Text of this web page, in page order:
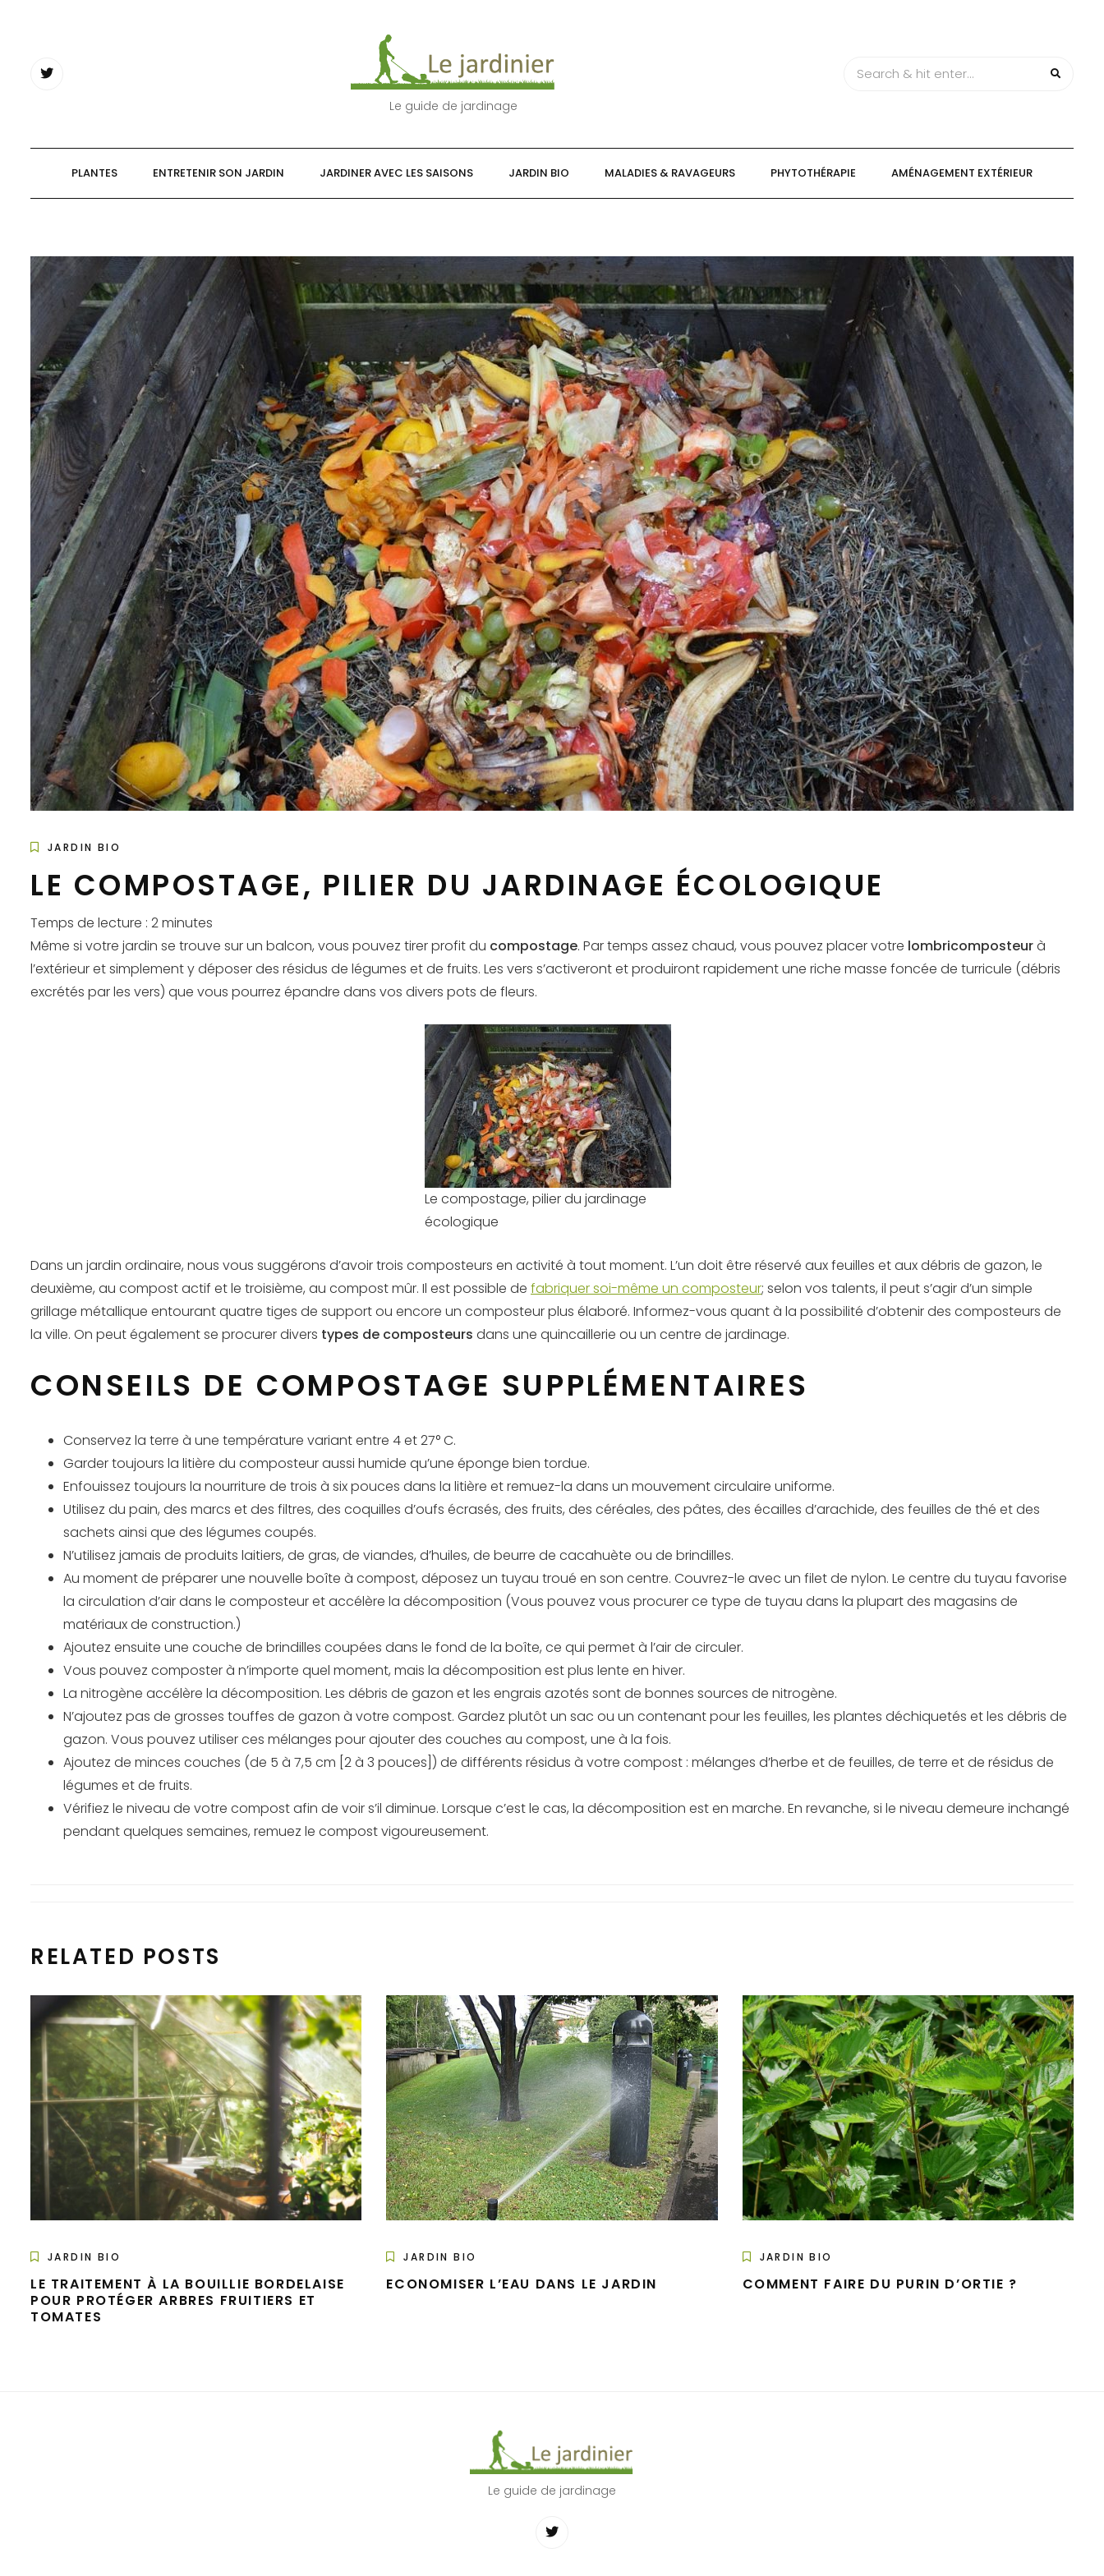
Le guide de jardinage
PLANTES ENTRETENIR SON JARDIN JARDINER AVEC LES SAISONS JARDIN BIO MALADIES & RAVAGEURS PHYTOTHÉRAPIE AMÉNAGEMENT EXTÉRIEUR
JARDIN BIO
LE COMPOSTAGE, PILIER DU JARDINAGE ÉCOLOGIQUE
Temps de lecture : 2minutes
Même si votre jardin se trouve sur un balcon, vous pouvez tirer profit du compostage. Par temps assez chaud, vous pouvez placer votre lombricomposteurà
l’extérieur et simplement y déposer des résidus de légumes et de fruits. Les vers s’activeront et produiront rapidement une riche masse foncée de turricule (débris
excrétés par les vers) que vous pourrez épandre dans vos divers pots de fleurs.
Le compostage, pilier du jardinage
écologique
Dans un jardin ordinaire, nous vous suggérons d’avoir trois composteurs en activité à tout moment. L’un doit être réservé aux feuilles et aux débris de gazon, le
deuxième, au compost actif et le troisième, au compost mûr. Il est possible de fabriquer soi-même un composteur; selon vos talents, il peut s’agir d’un simple
grillage métallique entourant quatre tiges de support ou encore un composteur plus élaboré. Informez-vous quant à la possibilité d’obtenir des composteurs de
la ville. On peut également se procurer divers types de composteurs dans une quincaillerie ou un centre de jardinage.
CONSEILS DE COMPOSTAGE SUPPLÉMENTAIRES
Conservez la terre à une température variant entre 4 et 27° C.
Garder toujours la litière du composteur aussi humide qu’une éponge bien tordue.
Enfouissez toujours la nourriture de trois à six pouces dans la litière et remuez-la dans un mouvement circulaire uniforme.
Utilisez du pain, des marcs et des filtres, des coquilles d’oufs écrasés, des fruits, des céréales, des pâtes, des écailles d’arachide, des feuilles de thé et des
sachets ainsi que des légumes coupés.
N’utilisez jamais de produits laitiers, de gras, de viandes, d’huiles, de beurre de cacahuète ou de brindilles.
Au moment de préparer une nouvelle boîte à compost, déposez un tuyau troué en son centre. Couvrez-le avec un filet de nylon. Le centre du tuyau favorise
la circulation d’air dans le composteur et accélère la décomposition (Vous pouvez vous procurer ce type de tuyau dans la plupart des magasins de
matériaux de construction.)
Ajoutez ensuite une couche de brindilles coupées dans le fond de la boîte, ce qui permet à l’air de circuler.
Vous pouvez composter à n’importe quel moment, mais la décomposition est plus lente en hiver.
La nitrogène accélère la décomposition. Les débris de gazon et les engrais azotés sont de bonnes sources de nitrogène.
N’ajoutez pas de grosses touffes de gazon à votre compost. Gardez plutôt un sac ou un contenant pour les feuilles, les plantes déchiquetés et les débris de
gazon. Vous pouvez utiliser ces mélanges pour ajouter des couches au compost, une à la fois.
Ajoutez de minces couches (de 5 à 7,5 cm [2 à 3 pouces]) de différents résidus à votre compost : mélanges d’herbe et de feuilles, de terre et de résidus de
légumes et de fruits.
Vérifiez le niveau de votre compost afin de voir s’il diminue. Lorsque c’est le cas, la décomposition est en marche. En revanche, si le niveau demeure inchangé
pendant quelques semaines, remuez le compost vigoureusement.
RELATED POSTS
JARDIN BIO
LE TRAITEMENT À LA BOUILLIE BORDELAISE
POUR PROTÉGER ARBRES FRUITIERS ET
TOMATES
JARDIN BIO
ECONOMISER L’EAU DANS LE JARDIN
JARDIN BIO
COMMENT FAIRE DU PURIN D’ORTIE ?
Le guide de jardinage